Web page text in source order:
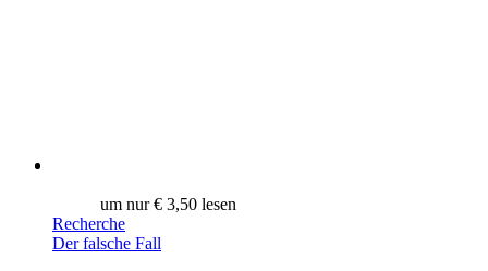
um nur € 3,50 lesen
Recherche
Der falsche Fall